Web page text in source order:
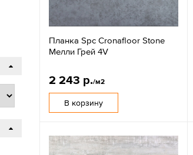
Планка Spc Cronafloor Stone
Мелли Грей 4V
2 243 р./м2
В корзину